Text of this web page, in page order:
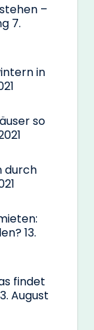
–
7.
in
so
durch
13.
findet
August